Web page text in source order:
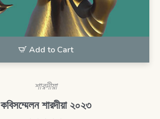
Add to Cart
শারদীয়া
কবিসম্মেলন শারদীয়া ২০২৩